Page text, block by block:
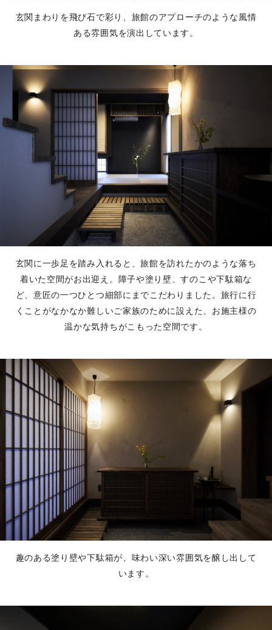
玄関まわりを飛び石で彩り、旅館のアプローチのような風情
ある雰囲気を演出しています。
玄関に一歩足を踏み入れると、旅館を訪れたかのような落ち
着いた空間がお出迎え。障子や塗り壁、すのこや下駄箱な
ど、意匠の一つひとつ細部にまでこだわりました。旅行に行
くことがなかなか難しいご家族のために設えた、お施主様の
温かな気持ちがこもった空間です。
趣のある塗り壁や下駄箱が、味わい深い雰囲気を醸し出して
います。